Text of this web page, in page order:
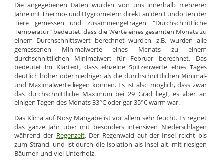
Die angegebenen Daten wurden von uns innerhalb mehrerer
Jahre mit Thermo- und Hygrometern direkt an den Fundorten der
Tiere gemessen und zusammengetragen. "Durchschnittliche
Temperatur" bedeutet, dass die Werte eines gesamten Monats zu
einem Durchschnittswert berechnet wurden, z.B. wurden alle
gemessenen Minimalwerte eines Monats zu einem
durchschnittlichen Minimalwert für Februar berechnet. Das
bedeutet im Klartext, dass einzelne Spitzenwerte eines Tages
deutlich höher oder niedriger als die durchschnittlichen Minimal-
und Maximalwerte liegen können. Es ist also möglich, dass zwar
das durchschnittliche Maximum bei 29 Grad liegt, es aber an
einigen Tagen des Monats 33°C oder gar 35°C warm war.
Das Klima auf Nosy Mangabe ist vor allem sehr feucht. Es regnet
das ganze Jahr über mit besonders intensiven Niederschlägen
während der Regenzeit. Der Regenwald auf der Insel reicht bis
zum Strand, und ist durch die Isolation als Insel alt, mit riesigen
Bäumen und viel Unterholz.